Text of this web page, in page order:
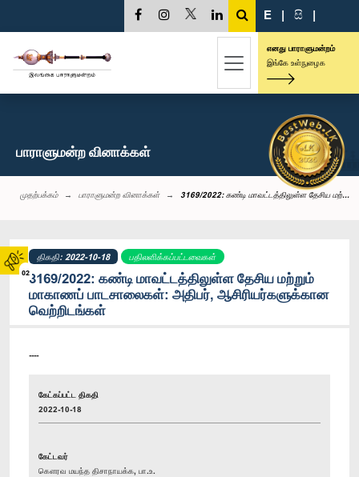
02
E | සි |
எனது பாராளுமன்றம்
இங்கே உள்நுழைக
பாராளுமன்ற வினாக்கள்
முதற்பக்கம் பாராளுமன்ற வினாக்கள் 3169/2022: கண்டி மாவட்டத்திலுள்ள தேசிய மற்...
திகதி: 2022-10-18 பதிலளிக்கப்பட்டவைகள்
3169/2022: கண்டி மாவட்டத்திலுள்ள தேசிய மற்றும்
மாகாணப் பாடசாலைகள்: அதிபர், ஆசிரியர்களுக்கான
வெற்றிடங்கள்
----
கேட்கப்பட்ட திகதி
2022-10-18
கேட்டவர்
கௌரவ மயந்த திசாநாயக்க, பா.உ.